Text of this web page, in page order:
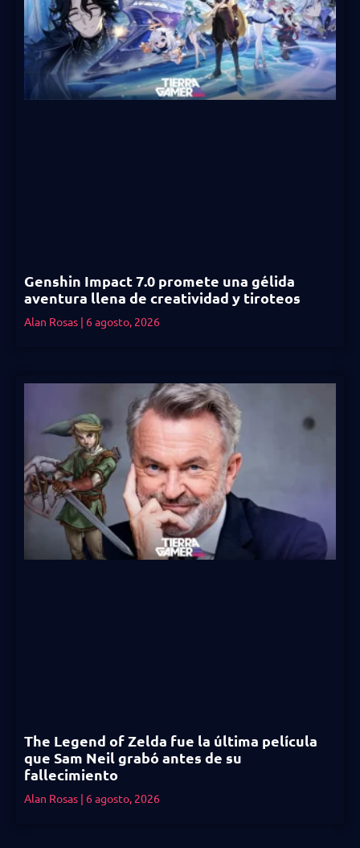
Genshin Impact 7.0 promete una gélida
aventura llena de creatividad y tiroteos
Alan Rosas 6 agosto, 2026
The Legend of Zelda fue la última película
que Sam Neil grabó antes de su
fallecimiento
Alan Rosas 6 agosto, 2026